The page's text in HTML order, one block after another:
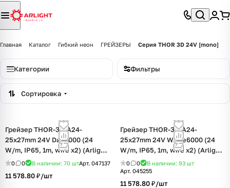
Главная Каталог Гибкий неон ГРЕЙЗЕРЫ Серия THOR 3D 24V [mono]
Категории Фильтры
Сортировка
Грейзер THOR-3D-A24-
25x27mm 24V Day4000 (24
W/m, IP65, 1m, wire x2) (Arlight,
Вывод прямой, 3 года)
0 0 В наличии: 70 штАрт. 047137
11 578.80 ₽/шт
Грейзер THOR-3D-A24-
25x27mm 24V White6000 (24
W/m, IP65, 1m, wire x2) (Arlight,
Вывод прямой, 3 года)
0 0 В наличии: 93 шт
Арт. 045255
11 578.80 ₽/шт